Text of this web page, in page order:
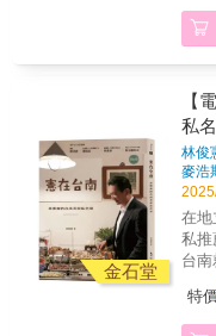
「
包！
輯
魅
的
慢下
開始預約
構成
插畫
玩得超
通
美
化
路線
以
灣
全台
且
遊花
投好
濟實
好行
台灣
分
輕
金石堂
【
私
林俊
麥浩
在
私推
台南
灣
心，
特